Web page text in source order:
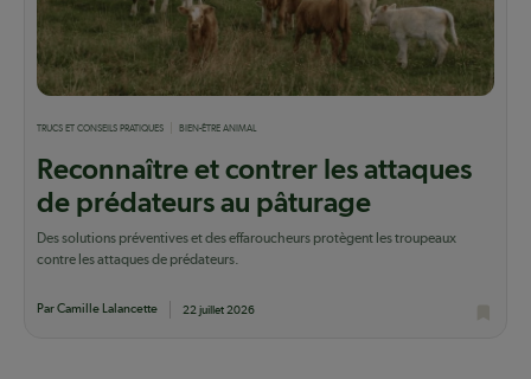
TRUCS ET CONSEILS PRATIQUES BIEN-ÊTRE ANIMAL
Reconnaître et contrer les attaques
de prédateurs au pâturage
Des solutions préventives et des effaroucheurs protègent les troupeaux
contre les attaques de prédateurs.
Par Camille Lalancette 22 juillet 2026